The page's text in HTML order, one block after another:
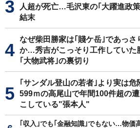
人超が死亡…毛沢東の｢大躍進政
結末
なぜ柴田勝家は｢賤ケ岳｣であっさ
か…秀吉がこっそり工作していた
｢大物武将｣の裏切り
｢サンダル登山の若者｣より実は
599ｍの高尾山で年間100件超の
こしている"張本人"
｢収入｣でも｢金融知識｣でもない…物価